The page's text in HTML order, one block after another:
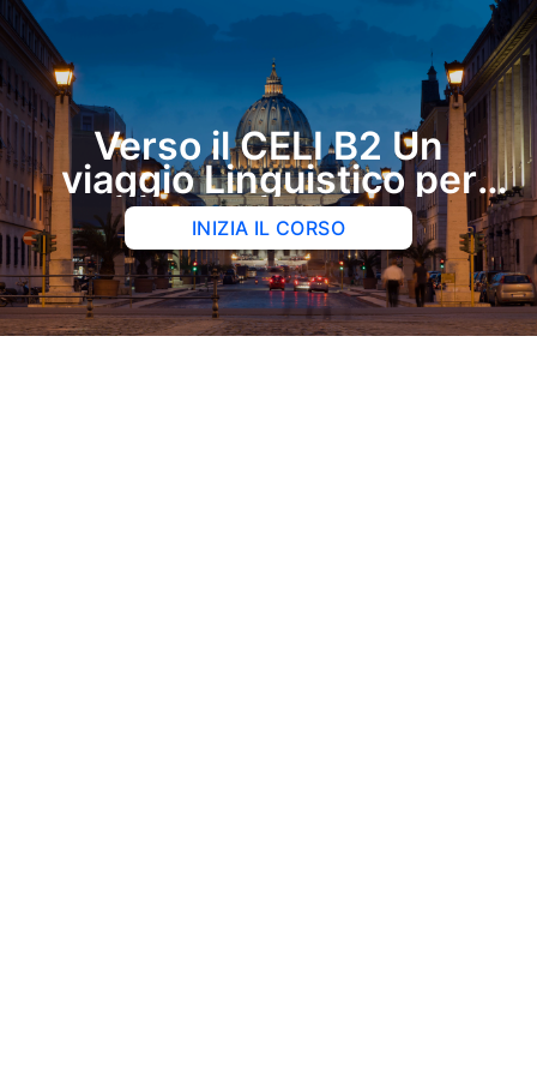
Verso il CELI B2 Un
viaggio Linguistico per
Religiosi
INIZIA IL CORSO